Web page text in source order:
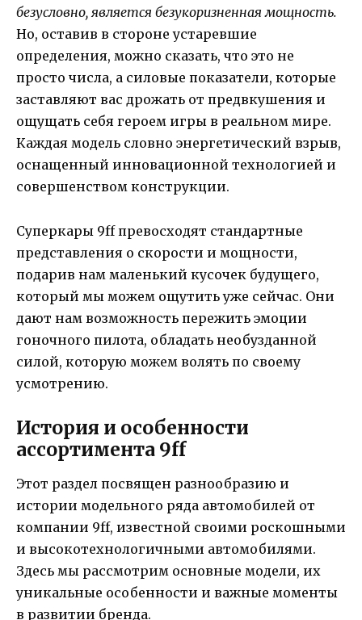
безусловно, является безукоризненная мощность.
Но, оставив в стороне устаревшие
определения, можно сказать, что это не
просто числа, а силовые показатели, которые
заставляют вас дрожать от предвкушения и
ощущать себя героем игры в реальном мире.
Каждая модель словно энергетический взрыв,
оснащенный инновационной технологией и
совершенством конструкции.
Суперкары 9ff превосходят стандартные
представления о скорости и мощности,
подарив нам маленький кусочек будущего,
который мы можем ощутить уже сейчас. Они
дают нам возможность пережить эмоции
гоночного пилота, обладать необузданной
силой, которую можем волять по своему
усмотрению.
История и особенности
ассортимента 9ff
Этот раздел посвящен разнообразию и
истории модельного ряда автомобилей от
компании 9ff, известной своими роскошными
и высокотехнологичными автомобилями.
Здесь мы рассмотрим основные модели, их
уникальные особенности и важные моменты
в развитии бренда.